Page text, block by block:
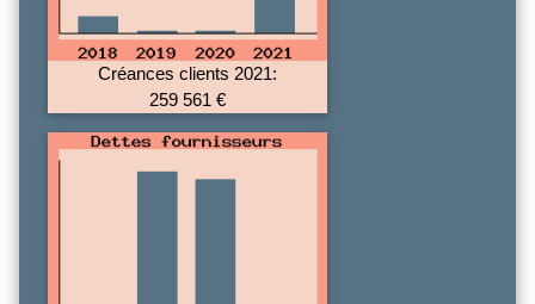
Créances clients 2021:
259 561 €